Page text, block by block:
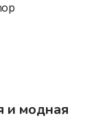
и модная